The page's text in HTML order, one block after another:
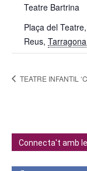
Teatre Bartrina
Plaça del Teatre,
Reus, Tarragona
TEATRE INFANTIL
Connecta't amb